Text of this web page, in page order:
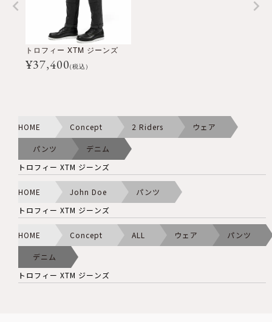
トロフィー XTM ジーンズ
¥37,400(税込)
HOME Concept 2 Riders ウェア
パンツ
デニム
トロフィー XTM ジーンズ
HOME John Doe
パンツ
トロフィー XTM ジーンズ
HOME Concept ALL ウェア パンツ
デニム
トロフィー XTM ジーンズ